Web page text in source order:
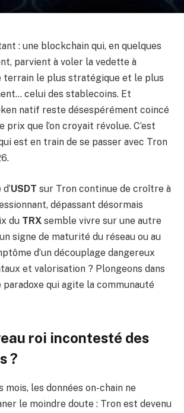
: une blockchain qui, en quelques
parvient à voler la vedette à
terrain le plus stratégique et le plus
celui des stablecoins. Et
natif reste désespérément coincé
prix que l’on croyait révolue. C’est
est en train de se passer avec Tron
USDT sur Tron continue de croître à
dépassant désormais
du TRX semble vivre sur une autre
signe de maturité du réseau ou au
d’un découplage dangereux
et valorisation ? Plongeons dans
paradoxe qui agite la communauté
roi incontesté des
?
mois, les données on-chain ne
le moindre doute : Tron est devenu